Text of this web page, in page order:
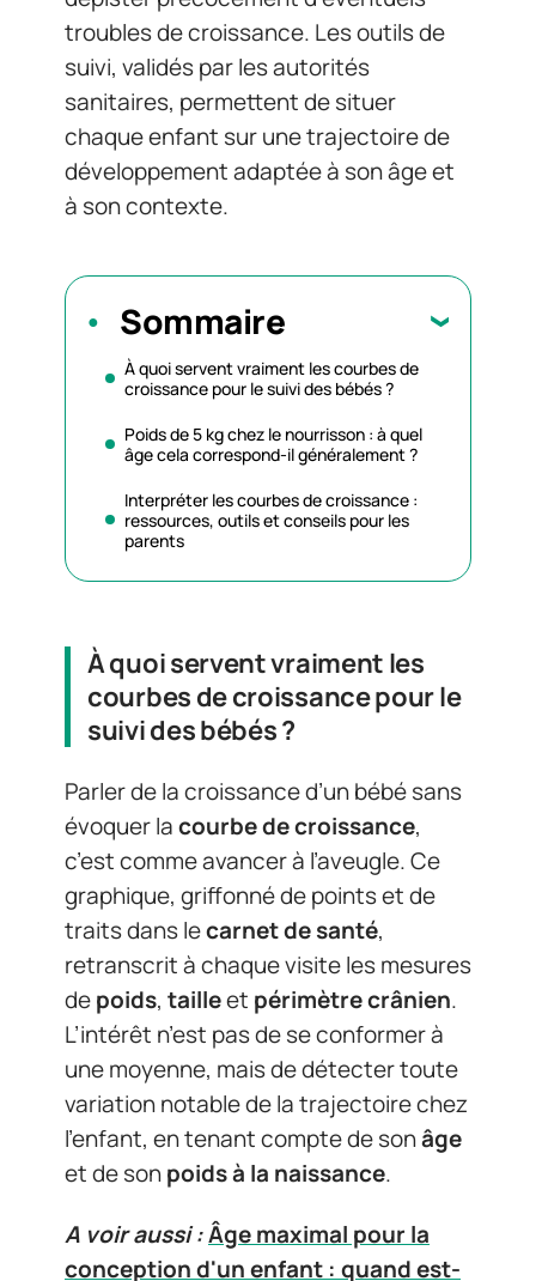
troubles de croissance. Les outils de
suivi, validés par les autorités
sanitaires, permettent de situer
chaque enfant sur une trajectoire de
développement adaptée à son âge et
à son contexte.
Sommaire
À quoi servent vraiment les courbes de
croissance pour le suivi des bébés ?
Poids de 5 kg chez le nourrisson : à quel
âge cela correspond-il généralement ?
Interpréter les courbes de croissance :
ressources, outils et conseils pour les
parents
À quoi servent vraiment les
courbes de croissance pour le
suivi des bébés ?
Parler de la croissance d’un bébé sans
évoquer lacourbe de croissance,
c’est comme avancer à l’aveugle. Ce
graphique, griffonné de points et de
traits dans lecarnet de santé,
retranscrit à chaque visite les mesures
depoids, tailleet périmètre crânien.
L’intérêt n’est pas de se conformer à
une moyenne, mais de détecter toute
variation notable de la trajectoire chez
l’enfant, en tenant compte de sonâge
et de sonpoids à la naissance.
A voir aussi :Âge maximal pour la
conception d'un enfant : quand est-